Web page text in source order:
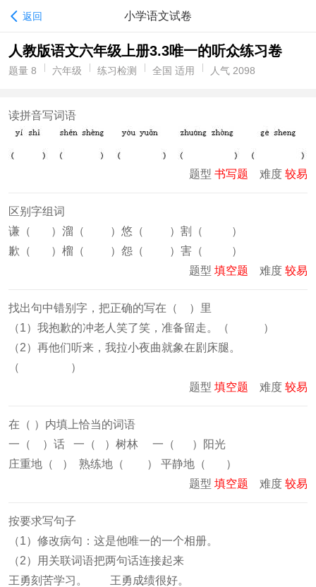
返回 小学语文试卷
人教版语文六年级上册3.3唯一的听众练习卷
题量 8 六年级 练习检测 全国 适用 人气 2098
读拼音写词语
题型 书写题 难度 较易
区别字组词
谦（ ）溜（ ）悠（ ）割（ ）
歉（ ）榴（ ）怨（ ）害（ ）
题型 填空题 难度 较易
找出句中错别字，把正确的写在（ ）里
（1）我抱歉的冲老人笑了笑，准备留走。（ ）
（2）再他们听来，我拉小夜曲就象在剧床腿。
（ ）
题型 填空题 难度 较易
在（ ）内填上恰当的词语
一（ ）话 一（ ）树林 一（ ）阳光
庄重地（ ） 熟练地（ ） 平静地（ ）
题型 填空题 难度 较易
按要求写句子
（1）修改病句：这是他唯一的一个相册。
（2）用关联词语把两句话连接起来
王勇刻苦学习。 王勇成绩很好。